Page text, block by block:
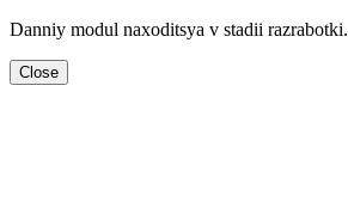
Danniy modul naхoditsya v stadii razrabotki.
Close